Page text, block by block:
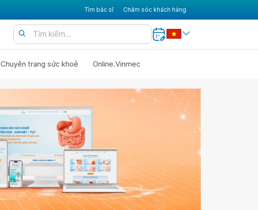
Tìm bác sĩ Chăm sóc khách hàng
Chuyên trang sức khoẻ Online.Vinmec